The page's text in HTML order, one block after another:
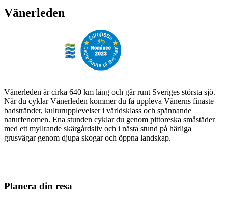
Vänerleden
Vänerleden är cirka 640 km lång och går runt Sveriges största sjö.
När du cyklar Vänerleden kommer du få uppleva Vänerns finaste
badstränder, kulturupplevelser i världsklass och spännande
naturfenomen. Ena stunden cyklar du genom pittoreska småstäder
med ett myllrande skärgårdsliv och i nästa stund på härliga
grusvägar genom djupa skogar och öppna landskap.
Planera din resa